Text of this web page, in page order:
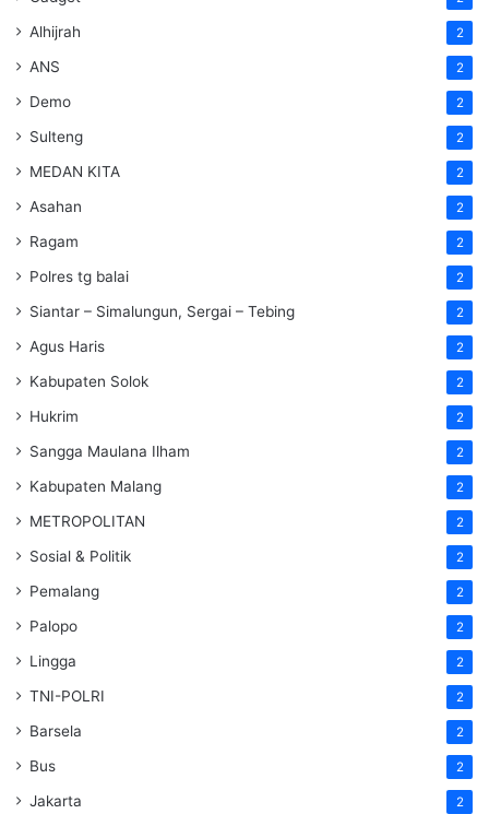
Alhijrah 2
ANS 2
Demo 2
Sulteng 2
MEDAN KITA 2
Asahan 2
Ragam 2
Polres tg balai 2
Siantar – Simalungun, Sergai – Tebing 2
Agus Haris 2
Kabupaten Solok 2
Hukrim 2
Sangga Maulana Ilham 2
Kabupaten Malang 2
METROPOLITAN 2
Sosial & Politik 2
Pemalang 2
Palopo 2
Lingga 2
TNI-POLRI 2
Barsela 2
Bus 2
Jakarta 2